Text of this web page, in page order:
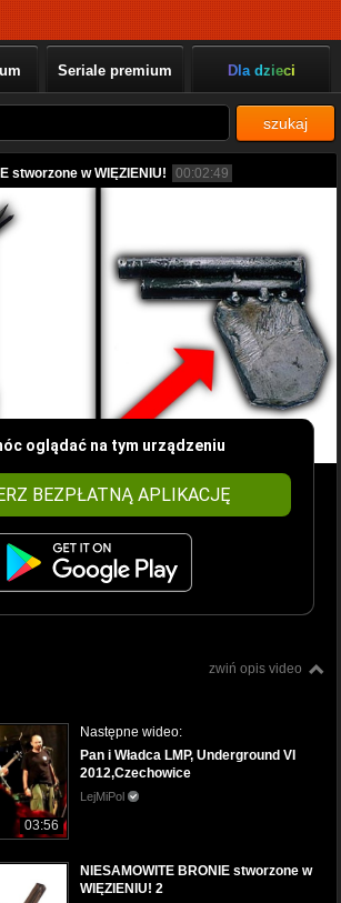
Seriale premium Dla dzieci
szukaj
stworzone w WIĘZIENIU! 00:02:49
oglądać na tym urządzeniu
BEZPŁATNĄ APLIKACJĘ
zwiń opis video
03:56
Następne wideo:
Pan i Władca LMP, Underground VI
2012,Czechowice
LejMiPol
NIESAMOWITE BRONIE stworzone w
WIĘZIENIU! 2